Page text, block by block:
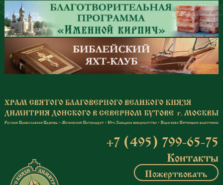
Перейти к основному содержанию
+7 (495) 799-65-75
Контакты
Пожертвовать